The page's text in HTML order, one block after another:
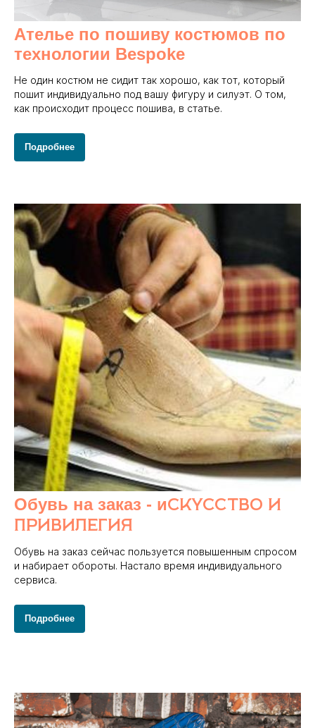
Ателье по пошиву костюмов по
технологии Bespoke
Не один костюм не сидит так хорошо, как тот, который
пошит индивидуально под вашу фигуру и силуэт. О том,
как происходит процесс пошива, в статье.
Подробнее
Обувь на заказ - искусство и
привилегия
Обувь на заказ сейчас пользуется повышенным спросом
и набирает обороты. Настало время индивидуального
сервиса.
Подробнее